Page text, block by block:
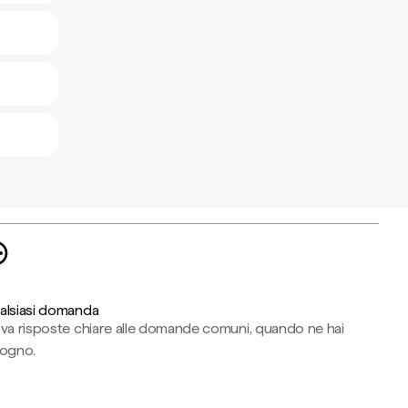
domanda
risposte chiare alle domande comuni, quando ne hai